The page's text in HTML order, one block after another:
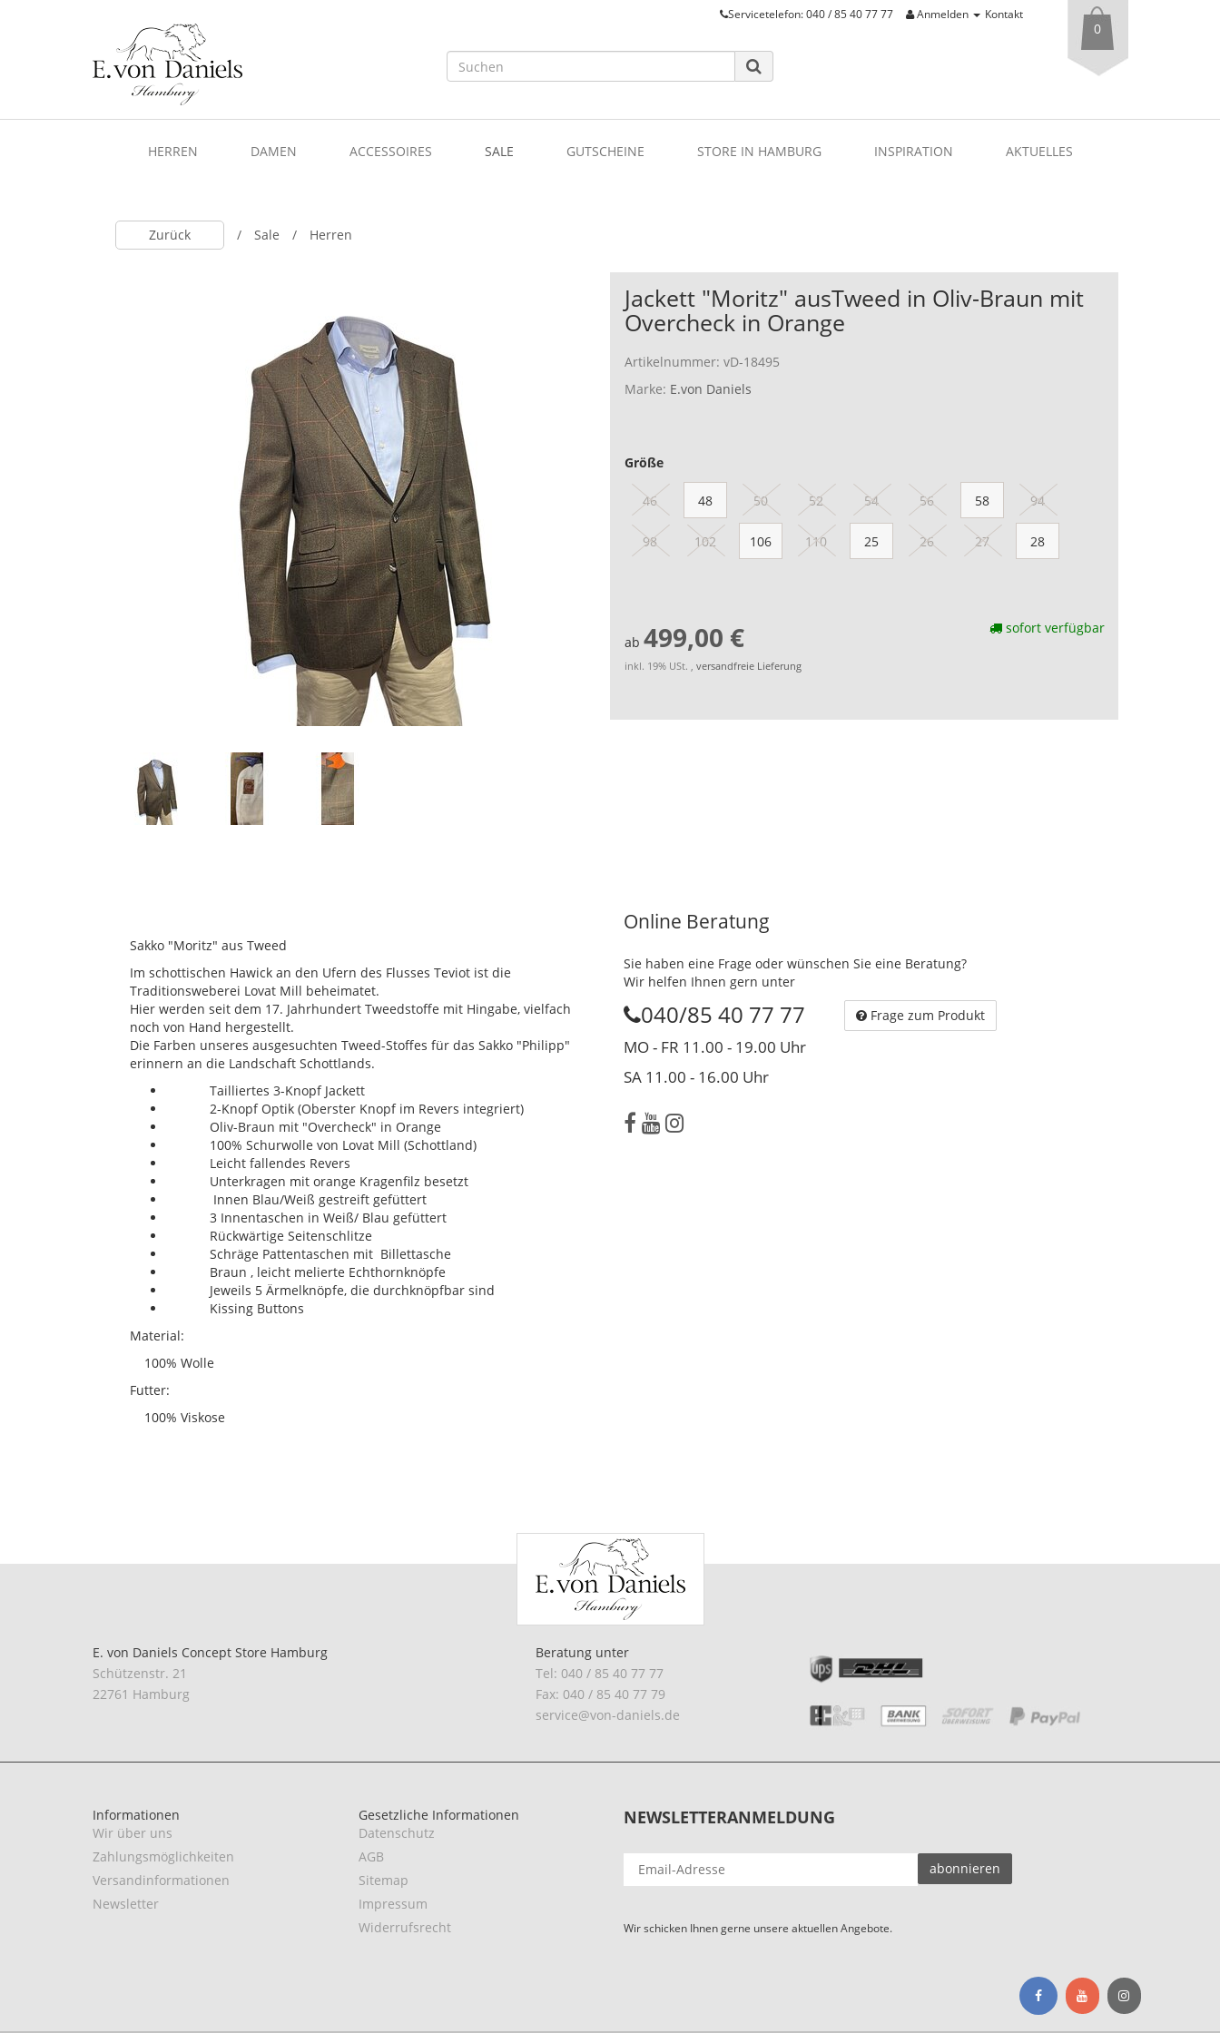
Kontakt
Servicetelefon: 040 / 85 40 77 77 Anmelden
0
HERREN DAMEN ACCESSOIRES SALE GUTSCHEINE STORE IN HAMBURG INSPIRATION AKTUELLES
Zurück Sale Herren
Jackett "Moritz" ausTweed in Oliv-Braun mit
Overcheck in Orange
Artikelnummer: vD-18495
Marke: E.von Daniels
Größe
46 48 50 52 54 56 58 94
98 102 106 110 25 26 27 28
ab 499,00 €
inkl. 19% USt. , versandfreie Lieferung
sofort verfügbar
Sakko "Moritz" aus Tweed
Im schottischen Hawick an den Ufern des Flusses Teviot ist die
Traditionsweberei Lovat Mill beheimatet.
Hier werden seit dem 17. Jahrhundert Tweedstoffe mit Hingabe, vielfach
noch von Hand hergestellt.
Die Farben unseres ausgesuchten Tweed-Stoffes für das Sakko "Philipp"
erinnern an die Landschaft Schottlands.
Tailliertes 3-Knopf Jackett
2-Knopf Optik (Oberster Knopf im Revers integriert)
Oliv-Braun mit "Overcheck" in Orange
100% Schurwolle von Lovat Mill (Schottland)
Leicht fallendes Revers
Unterkragen mit orange Kragenfilz besetzt
Innen Blau/Weiß gestreift gefüttert
3 Innentaschen in Weiß/ Blau gefüttert
Rückwärtige Seitenschlitze
Schräge Pattentaschen mit Billettasche
Braun , leicht melierte Echthornknöpfe
Jeweils 5 Ärmelknöpfe, die durchknöpfbar sind
Kissing Buttons
Material:
100% Wolle
Futter:
100% Viskose
Online Beratung
Sie haben eine Frage oder wünschen Sie eine Beratung?
Wir helfen Ihnen gern unter
040/85 40 77 77
MO - FR 11.00 - 19.00 Uhr
SA 11.00 - 16.00 Uhr
Frage zum Produkt
E. von Daniels Concept Store Hamburg
Schützenstr. 21
22761 Hamburg
Beratung unter
Tel: 040 / 85 40 77 77
Fax: 040 / 85 40 77 79
service@von-daniels.de
Informationen
Wir über uns
Zahlungsmöglichkeiten
Versandinformationen
Newsletter
Gesetzliche Informationen
Datenschutz
AGB
Sitemap
Impressum
Widerrufsrecht
NEWSLETTERANMELDUNG
EMAIL-
ADRESSE
abonnieren
Wir schicken Ihnen gerne unsere aktuellen Angebote.